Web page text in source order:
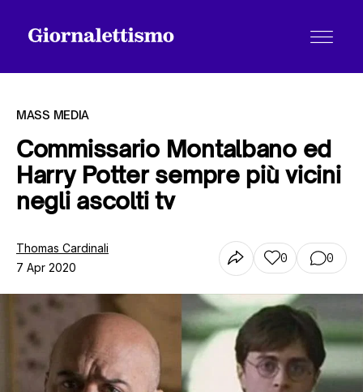
Tutti gli articoli
Chi siamo
Contatti
MASS MEDIA
Commissario Montalbano ed
Harry Potter sempre più vicini
negli ascolti tv
Thomas Cardinali
7 Apr 2020
0 0